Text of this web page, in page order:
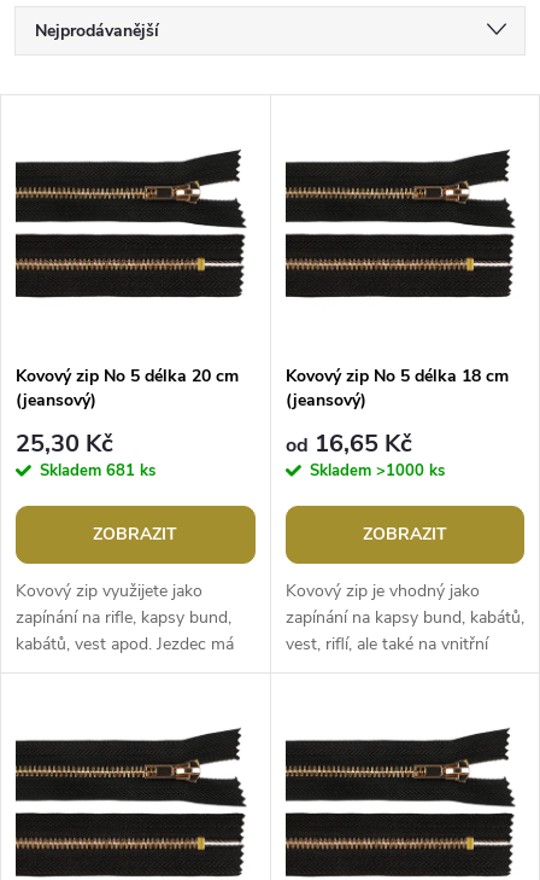
Ř
a
z
e
n
p
r
o
d
u
t
ů
Nejprodávanější
Abecedně
ý
p
i
s
p
r
o
d
u
k
t
ů
Kovový zip No 5 délka 20 cm
(jeansový)
25,30 Kč
Skladem 681 ks
ZOBRAZIT
Kovový zip využijete jako
zapínání na rifle, kapsy bund,
kabátů, vest apod. Jezdec má
funkci autolock, která zabraňuje
Kovový zip No 5 délka 18 cm
(jeansový)
od 16,65 Kč
Skladem >1000 ks
ZOBRAZIT
Kovový zip je vhodný jako
zapínání na kapsy bund, kabátů,
vest, riflí, ale také na vnitřní
kapsy tašek, kabelek a batohů.